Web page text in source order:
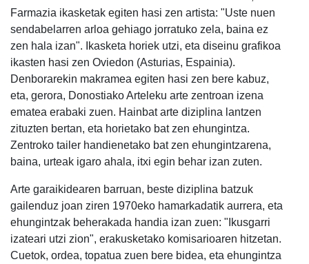
Farmazia ikasketak egiten hasi zen artista: "Uste nuen
sendabelarren arloa gehiago jorratuko zela, baina ez
zen hala izan". Ikasketa horiek utzi, eta diseinu grafikoa
ikasten hasi zen Oviedon (Asturias, Espainia).
Denborarekin makramea egiten hasi zen bere kabuz,
eta, gerora, Donostiako Arteleku arte zentroan izena
ematea erabaki zuen. Hainbat arte diziplina lantzen
zituzten bertan, eta horietako bat zen ehungintza.
Zentroko tailer handienetako bat zen ehungintzarena,
baina, urteak igaro ahala, itxi egin behar izan zuten.
Arte garaikidearen barruan, beste diziplina batzuk
gailenduz joan ziren 1970eko hamarkadatik aurrera, eta
ehungintzak beherakada handia izan zuen: "Ikusgarri
izateari utzi zion", erakusketako komisarioaren hitzetan.
Cuetok, ordea, topatua zuen bere bidea, eta ehungintza